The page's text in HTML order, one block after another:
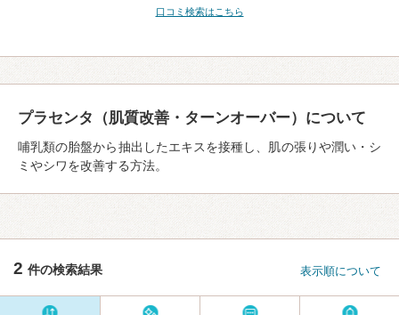
口コミ検索はこちら
プラセンタ（肌質改善・ターンオーバー）について
哺乳類の胎盤から抽出したエキスを接種し、肌の張りや潤い・シ
ミやシワを改善する方法。
2 件の検索結果 表示順について